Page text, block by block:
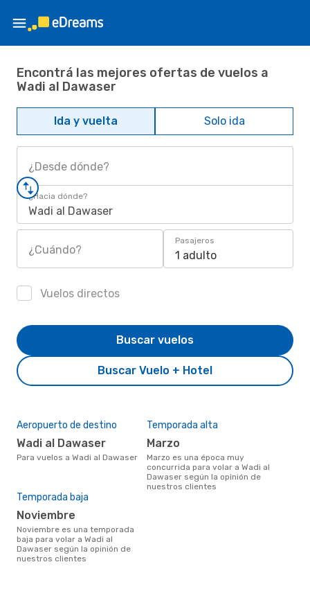
Encontrá las mejores ofertas de vuelos a
Wadi al Dawaser
Ida y vuelta Solo ida
¿Desde dónde?
¿Hacia dónde?
Wadi al Dawaser
¿Cuándo?
Pasajeros
1 adulto
Vuelos directos
Buscar Vuelo + Hotel
Buscar vuelos
Aeropuerto de destino
Wadi al Dawaser
Para vuelos a Wadi al Dawaser
Temporada alta
marzo
marzo es una época muy
concurrida para volar a Wadi al
Dawaser según la opinión de
nuestros clientes
Temporada baja
noviembre
noviembre es una temporada
baja para volar a Wadi al
Dawaser según la opinión de
nuestros clientes